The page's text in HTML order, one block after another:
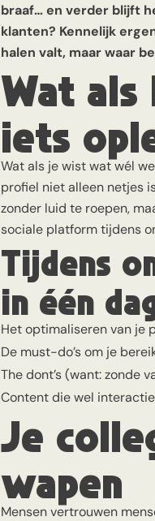
braaf… en verder blijft
klanten? Kennelijk
halen valt, maar waar
Wat als
iets
Wat als je wist wat wél
profiel niet alleen netjes
zonder luid te roepen,
sociale platform tijdens
Tijdens
in één
Het optimaliseren van je
De must-do’s om je
The dont’s (want: zonde
Content die wel
Je
wapen
Mensen vertrouwen